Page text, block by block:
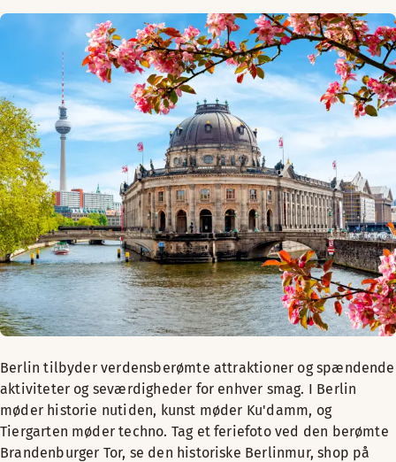
Berlin tilbyder verdensberømte attraktioner og spændende
aktiviteter og seværdigheder for enhver smag. I Berlin
møder historie nutiden, kunst møder Ku'damm, og
Tiergarten møder techno. Tag et feriefoto ved den berømte
Brandenburger Tor, se den historiske Berlinmur, shop på